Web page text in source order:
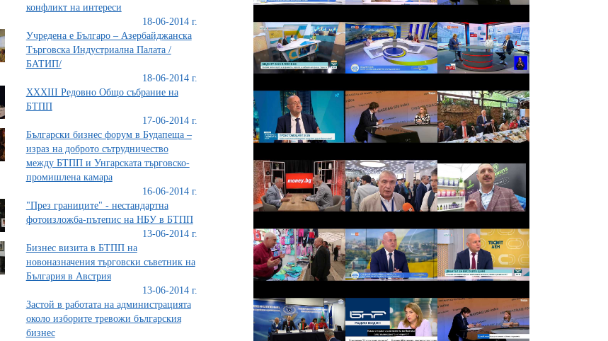
конфликт на интереси
18-06-2014 г.
Учредена е Българо – Азербайджанска
Търговска Индустриална Палата /
БАТИП/
18-06-2014 г.
XXXIII Редовно Общо събрание на
БТПП
17-06-2014 г.
Български бизнес форум в Будапеща –
израз на доброто сътрудничество
между БТПП и Унгарската търговско-
промишлена камара
16-06-2014 г.
"През границите" - нестандартна
фотоизложба-пътепис на НБУ в БТПП
13-06-2014 г.
Бизнес визита в БТПП на
новоназначения търговски съветник на
България в Австрия
13-06-2014 г.
Застой в работата на администрацията
около изборите тревожи българския
бизнес